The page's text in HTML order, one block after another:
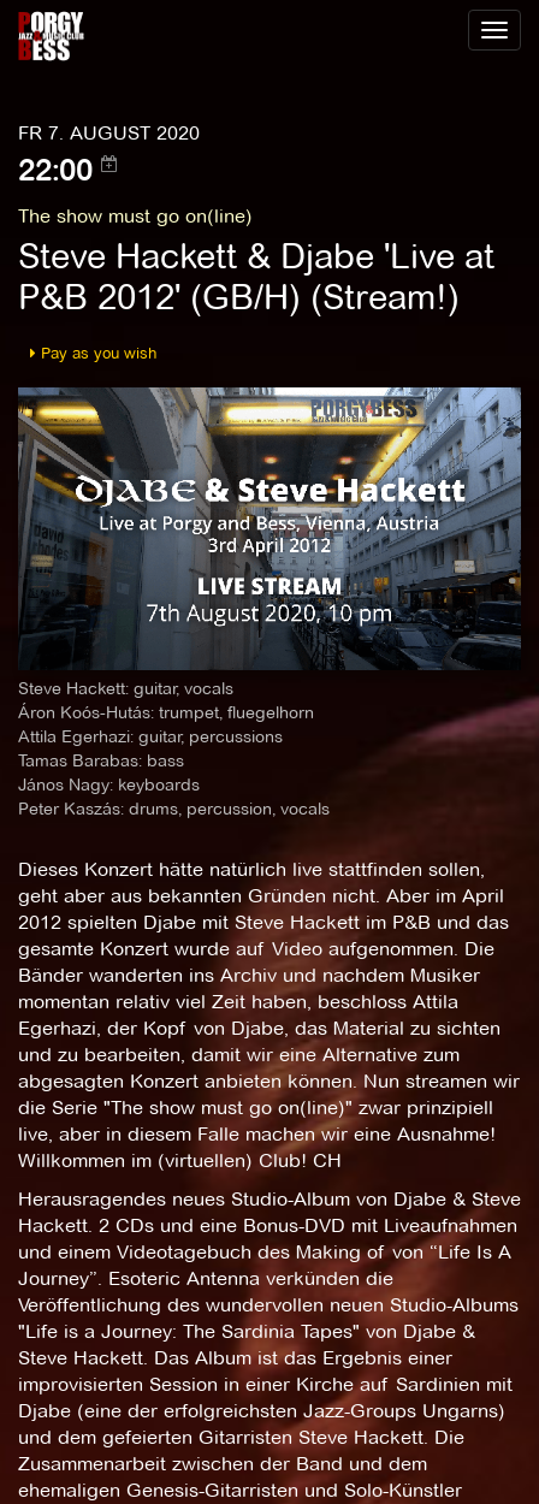
Toggle
FR 7. AUGUST 2020
22:00
The show must go on(line)
Steve Hackett & Djabe 'Live at
P&B 2012' (GB/H) (Stream!)
Pay as you wish
Steve Hackett: guitar, vocals
Áron Koós-Hutás: trumpet, fluegelhorn
Attila Egerhazi: guitar, percussions
Tamas Barabas: bass
János Nagy: keyboards
Peter Kaszás: drums, percussion, vocals
Dieses Konzert hätte natürlich live stattfinden sollen,
geht aber aus bekannten Gründen nicht. Aber im April
2012 spielten Djabe mit Steve Hackett im P&B und das
gesamte Konzert wurde auf Video aufgenommen. Die
Bänder wanderten ins Archiv und nachdem Musiker
momentan relativ viel Zeit haben, beschloss Attila
Egerhazi, der Kopf von Djabe, das Material zu sichten
und zu bearbeiten, damit wir eine Alternative zum
abgesagten Konzert anbieten können. Nun streamen wir
die Serie "The show must go on(line)" zwar prinzipiell
live, aber in diesem Falle machen wir eine Ausnahme!
Willkommen im (virtuellen) Club! CH
Herausragendes neues Studio-Album von Djabe & Steve
Hackett. 2 CDs und eine Bonus-DVD mit Liveaufnahmen
und einem Videotagebuch des Making of von “Life Is A
Journey”. Esoteric Antenna verkünden die
Veröffentlichung des wundervollen neuen Studio-Albums
"Life is a Journey: The Sardinia Tapes" von Djabe &
Steve Hackett. Das Album ist das Ergebnis einer
improvisierten Session in einer Kirche auf Sardinien mit
Djabe (eine der erfolgreichsten Jazz-Groups Ungarns)
und dem gefeierten Gitarristen Steve Hackett. Die
Zusammenarbeit zwischen der Band und dem
ehemaligen Genesis-Gitarristen und Solo-Künstler